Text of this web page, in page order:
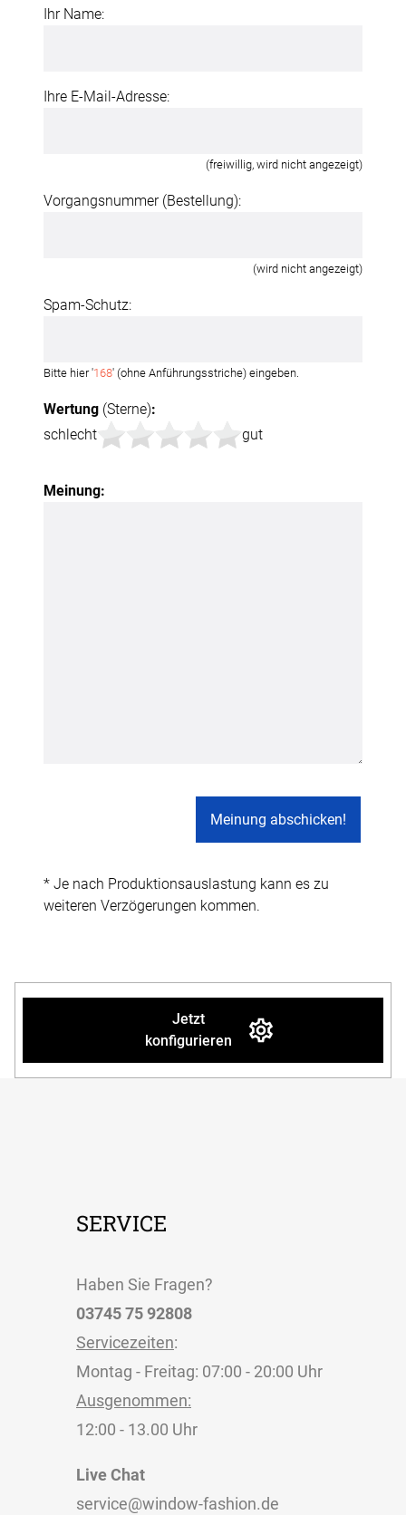
Ihr Name:
Ihre E-Mail-Adresse:
(freiwillig, wird nicht angezeigt)
Vorgangsnummer (Bestellung):
(wird nicht angezeigt)
Spam-Schutz:
Bitte hier '168' (ohne Anführungsstriche) eingeben.
Wertung (Sterne):
schlecht
gut
Meinung:
* Je nach Produktionsauslastung kann es zu
weiteren Verzögerungen kommen.
Jetzt
konfigurieren
SERVICE
Haben Sie Fragen?
03745 75 92808
Servicezeiten:
Montag - Freitag: 07:00 - 20:00 Uhr
Ausgenommen:
12:00 - 13.00 Uhr
Live Chat
service@window-fashion.de